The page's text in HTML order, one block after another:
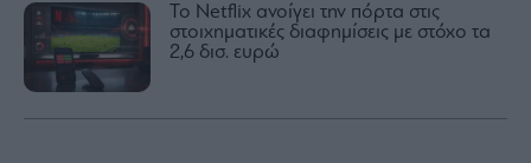
Το Netflix ανοίγει την πόρτα στις
στοιχηματικές διαφημίσεις με στόχο τα
2,6 δισ. ευρώ